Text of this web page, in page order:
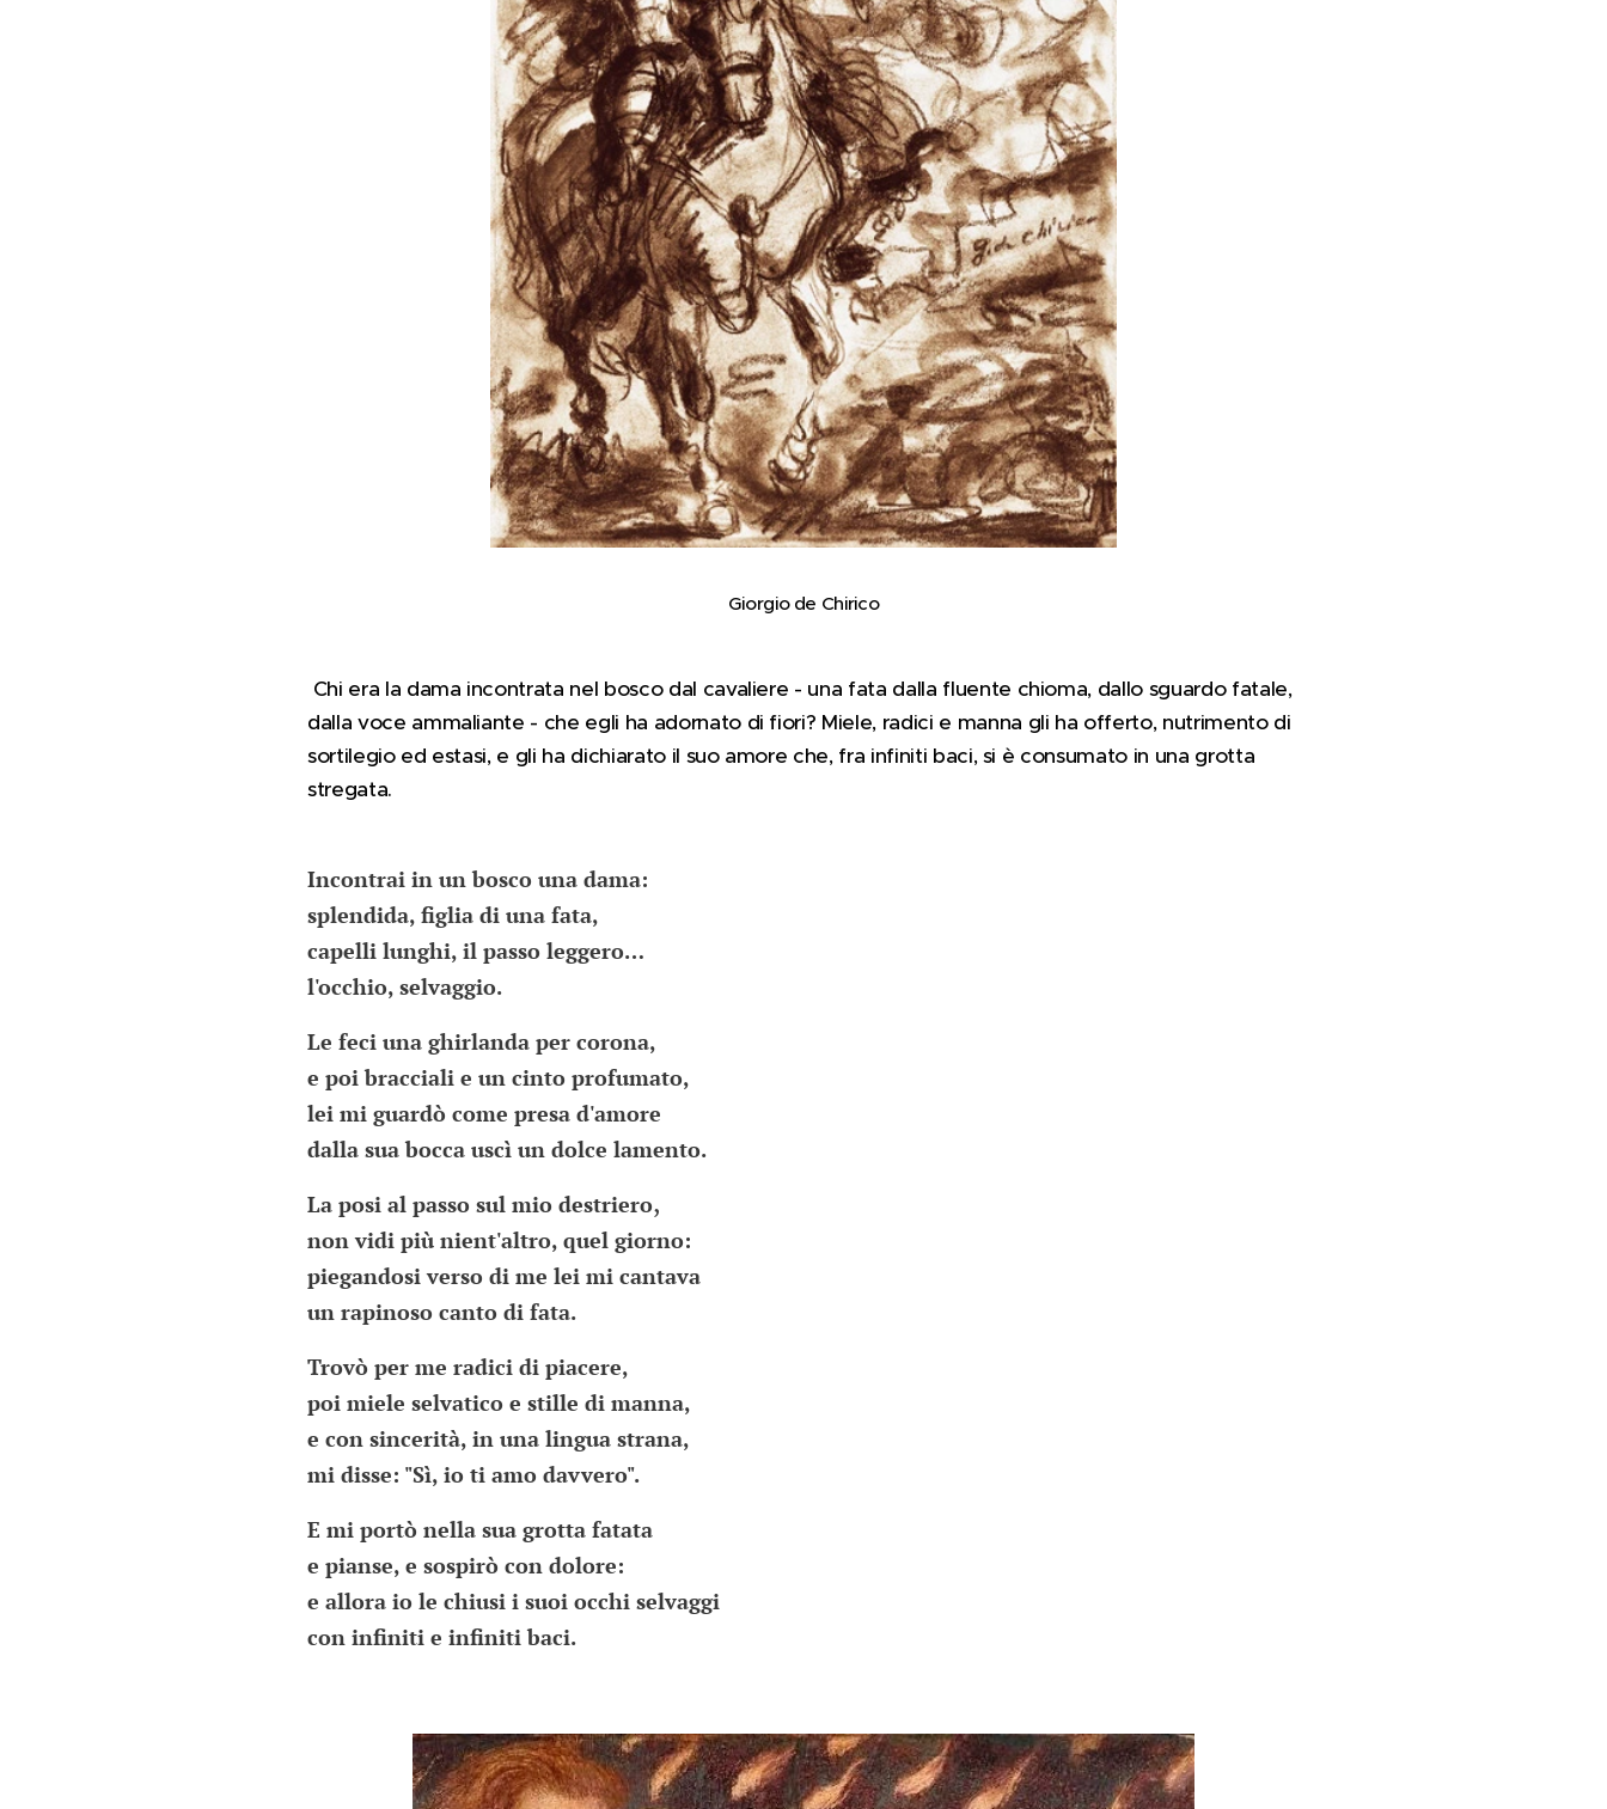
Giorgio de Chirico
Chi era la dama incontrata nel bosco dal cavaliere - una fata dalla fluente chioma, dallo sguardo fatale,
dalla voce ammaliante - che egli ha adornato di fiori? Miele, radici e manna gli ha offerto, nutrimento di
sortilegio ed estasi, e gli ha dichiarato il suo amore che, fra infiniti baci, si è consumato in una grotta
stregata.
Incontrai in un bosco una dama:
splendida, figlia di una fata,
capelli lunghi, il passo leggero…
l'occhio, selvaggio.
Le feci una ghirlanda per corona,
e poi bracciali e un cinto profumato,
lei mi guardò come presa d'amore
dalla sua bocca uscì un dolce lamento.
La posi al passo sul mio destriero,
non vidi più nient'altro, quel giorno:
piegandosi verso di me lei mi cantava
un rapinoso canto di fata.
Trovò per me radici di piacere,
poi miele selvatico e stille di manna,
e con sincerità, in una lingua strana,
mi disse: "Sì, io ti amo davvero".
E mi portò nella sua grotta fatata
e pianse, e sospirò con dolore:
e allora io le chiusi i suoi occhi selvaggi
con infiniti e infiniti baci.